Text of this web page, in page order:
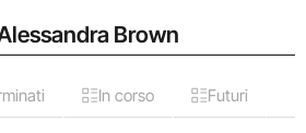
Brown
In corso Futuri